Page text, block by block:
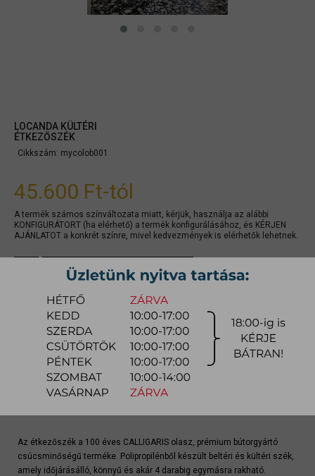
LOCANDA KÜLTÉRI
ÉTKEZŐSZÉK
Cikkszám: mycolob001
45.600 Ft-tól
A termék számos színváltozata miatt, kérjük, használja az alábbi
KONFIGURÁTORT (ha elérhető) a termék konfigurálásához, és KÉRJEN
AJÁNLATOT a konkrét színre, mivel kedvezmények is elérhetők lehetnek.
gyors ajánlat
Raktárra érkezés:
Szállítási módja:
bútorszállító
Készlet info:gyártásra
Szállítás, szerelés díjtáblázat (országos)
Az étkezőszék a 100 éves CALLIGARIS olasz, prémium bútorgyártó
csúcsminőségű terméke. Polipropilénből készült beltéri és kültéri szék,
amely időjárásálló, könnyű és akár 4 darabig egymásra rakható.